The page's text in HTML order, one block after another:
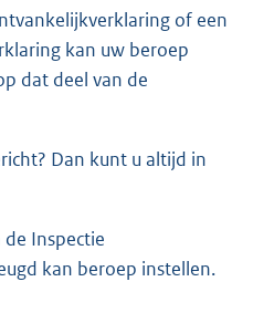
of een
kan uw beroep
dat deel van de
Dan kunt u altijd in
Inspectie
kan beroep instellen.